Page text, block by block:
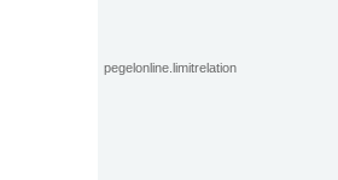
pegelonline.limitrelation